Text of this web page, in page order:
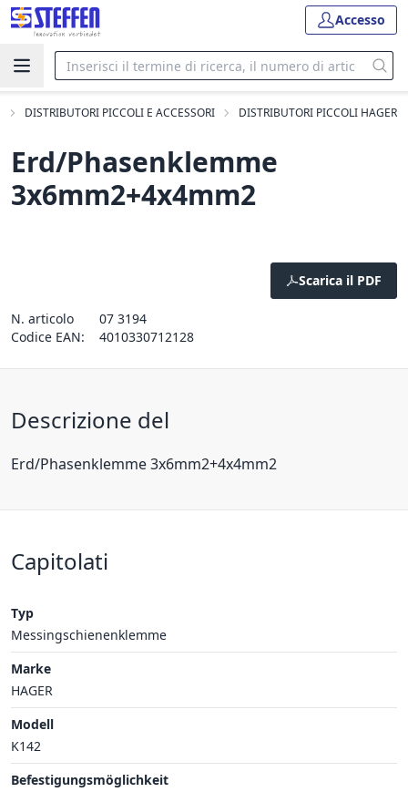
Accesso
DISTRIBUTORI PICCOLI E ACCESSORI DISTRIBUTORI PICCOLI HAGER
Erd/Phasenklemme
3x6mm2+4x4mm2
Scarica il PDF
N. articolo
07 3194
Codice EAN:
4010330712128
Descrizione del
Erd/Phasenklemme 3x6mm2+4x4mm2
Capitolati
Typ
Messingschienenklemme
Marke
HAGER
Modell
K142
Befestigungsmöglichkeit